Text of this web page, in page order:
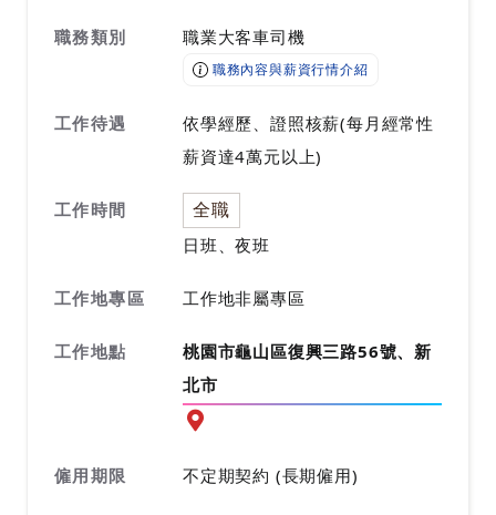
職務類別 職業大客車司機
職務內容與薪資行情介紹
工作待遇
依學經歷、證照核薪(每月經常性
薪資達4萬元以上)
工作時間 全職
日班、夜班
工作地專區 工作地非屬專區
工作地點
桃園市龜山區復興三路56號、新
北市
前往查看地圖
僱用期限 不定期契約 (長期僱用)